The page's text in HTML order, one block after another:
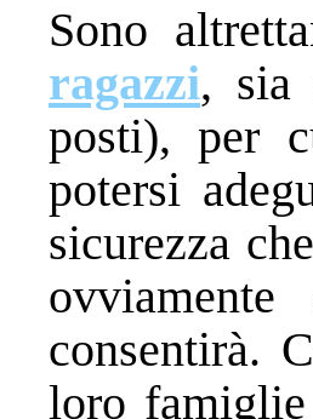
Sono
ragazzi, sia
posti), per
potersi
sicurezza
consentirà.
loro